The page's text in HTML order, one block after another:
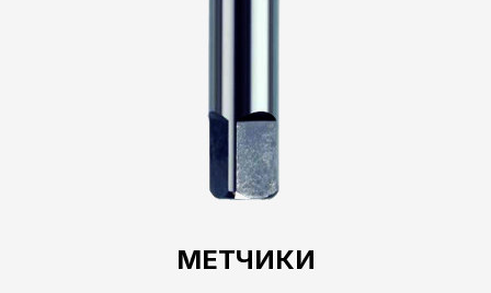
МЕТЧИКИ